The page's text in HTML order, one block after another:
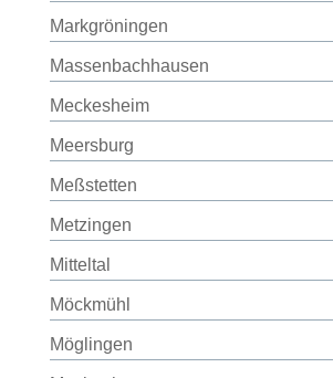
Markgröningen
Massenbachhausen
Meckesheim
Meersburg
Meßstetten
Metzingen
Mitteltal
Möckmühl
Möglingen